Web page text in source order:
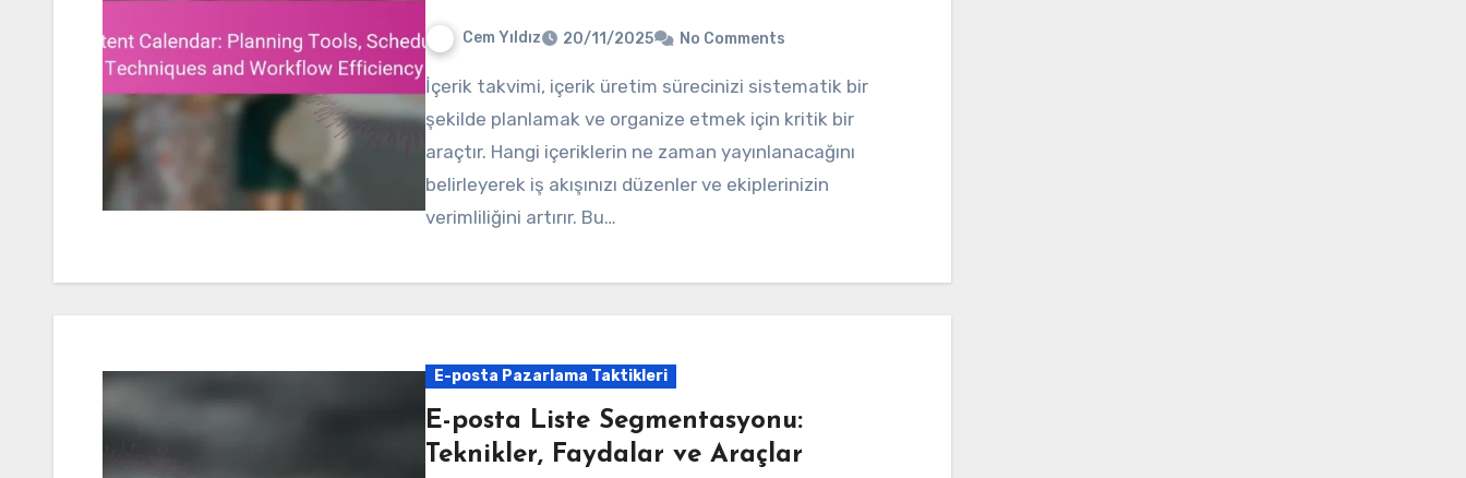
Cem Yıldız 20/11/2025 No Comments
İçerik takvimi, içerik üretim sürecinizi sistematik bir
şekilde planlamak ve organize etmek için kritik bir
araçtır. Hangi içeriklerin ne zaman yayınlanacağını
belirleyerek iş akışınızı düzenler ve ekiplerinizin
verimliliğini artırır. Bu…
E-posta Pazarlama Taktikleri
E-posta Liste Segmentasyonu:
Teknikler, Faydalar ve Araçlar